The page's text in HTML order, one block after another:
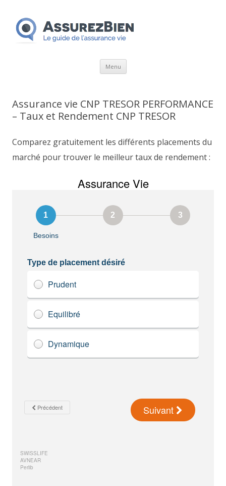
Menu Aller
Assurance vie CNP TRESOR PERFORMANCE
– Taux et Rendement CNP TRESOR
Comparez gratuitement les différents placements du
marché pour trouver le meilleur taux de rendement :